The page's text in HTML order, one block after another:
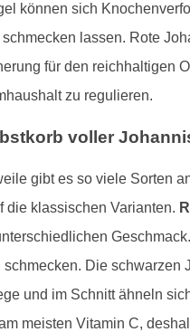
können sich
lassen. Rote
für den reichhaltigen
zu regulieren.
voller
gibt es so viele Sorten
die klassischen Varianten.
Die schwarzen
und im Schnitt ähneln
meisten Vitamin C,